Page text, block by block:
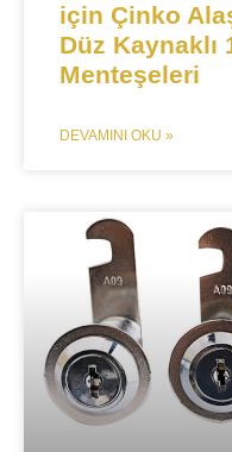
için Çinko
Düz Kaynaklı
Menteşeleri​​
DEVAMINI OKU »